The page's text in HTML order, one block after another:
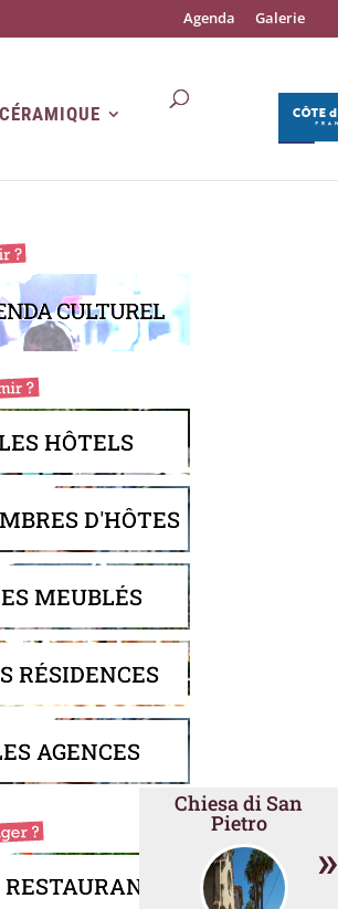
Agenda Galerie
»
Chiesa di San
Pietro
CULTUREL
HÔTELS
D'HÔTES
MEUBLÉS
RÉSIDENCES
AGENCES